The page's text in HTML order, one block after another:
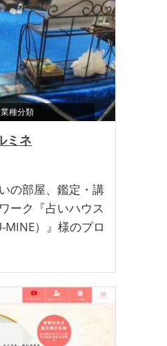
業種分類
ミネ
の部屋、鑑定・講
ーク『占いハウス
MINE）』様のプロ